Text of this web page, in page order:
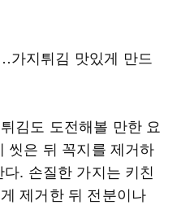
지튀김 맛있게 만드
김도 도전해볼 만한 요
씻은 뒤 꼭지를 제거하
. 손질한 가지는 키친
제거한 뒤 전분이나